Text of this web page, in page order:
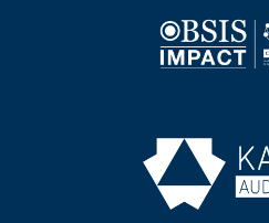
Image
Image